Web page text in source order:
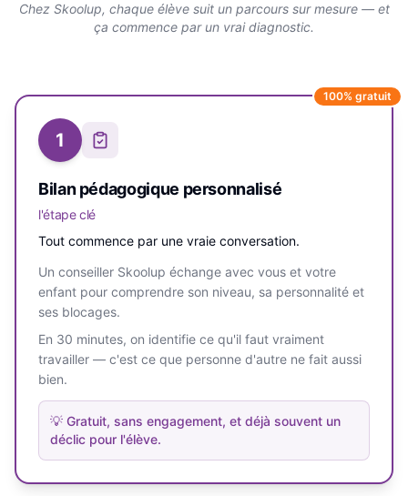
Chez Skoolup, chaque élève suit un parcours sur mesure — et
ça commence par un vrai diagnostic.
100% gratuit
1
Bilan pédagogique personnalisé
l'étape clé
Tout commence par une vraie conversation.
Un conseiller Skoolup échange avec vous et votre
enfant pour comprendre son niveau, sa personnalité et
ses blocages.
En 30 minutes, on identifie ce qu'il faut vraiment
travailler — c'est ce que personne d'autre ne fait aussi
bien.
💡 Gratuit, sans engagement, et déjà souvent un
déclic pour l'élève.